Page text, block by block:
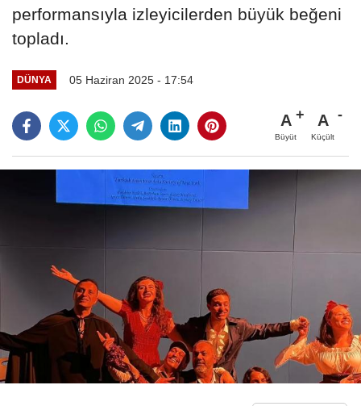
performansıyla izleyicilerden büyük beğeni
topladı.
DÜNYA 05 Haziran 2025 - 17:54
A
Büyüt
A
Küçült